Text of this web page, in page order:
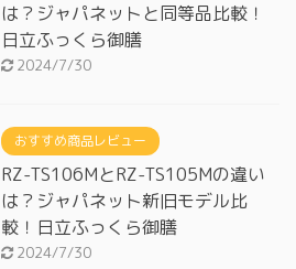
は？ジャパネットと同等品比較！
日立ふっくら御膳
2024/7/30
おすすめ商品レビュー
RZ-TS106MとRZ-TS105Mの違い
は？ジャパネット新旧モデル比
較！日立ふっくら御膳
2024/7/30